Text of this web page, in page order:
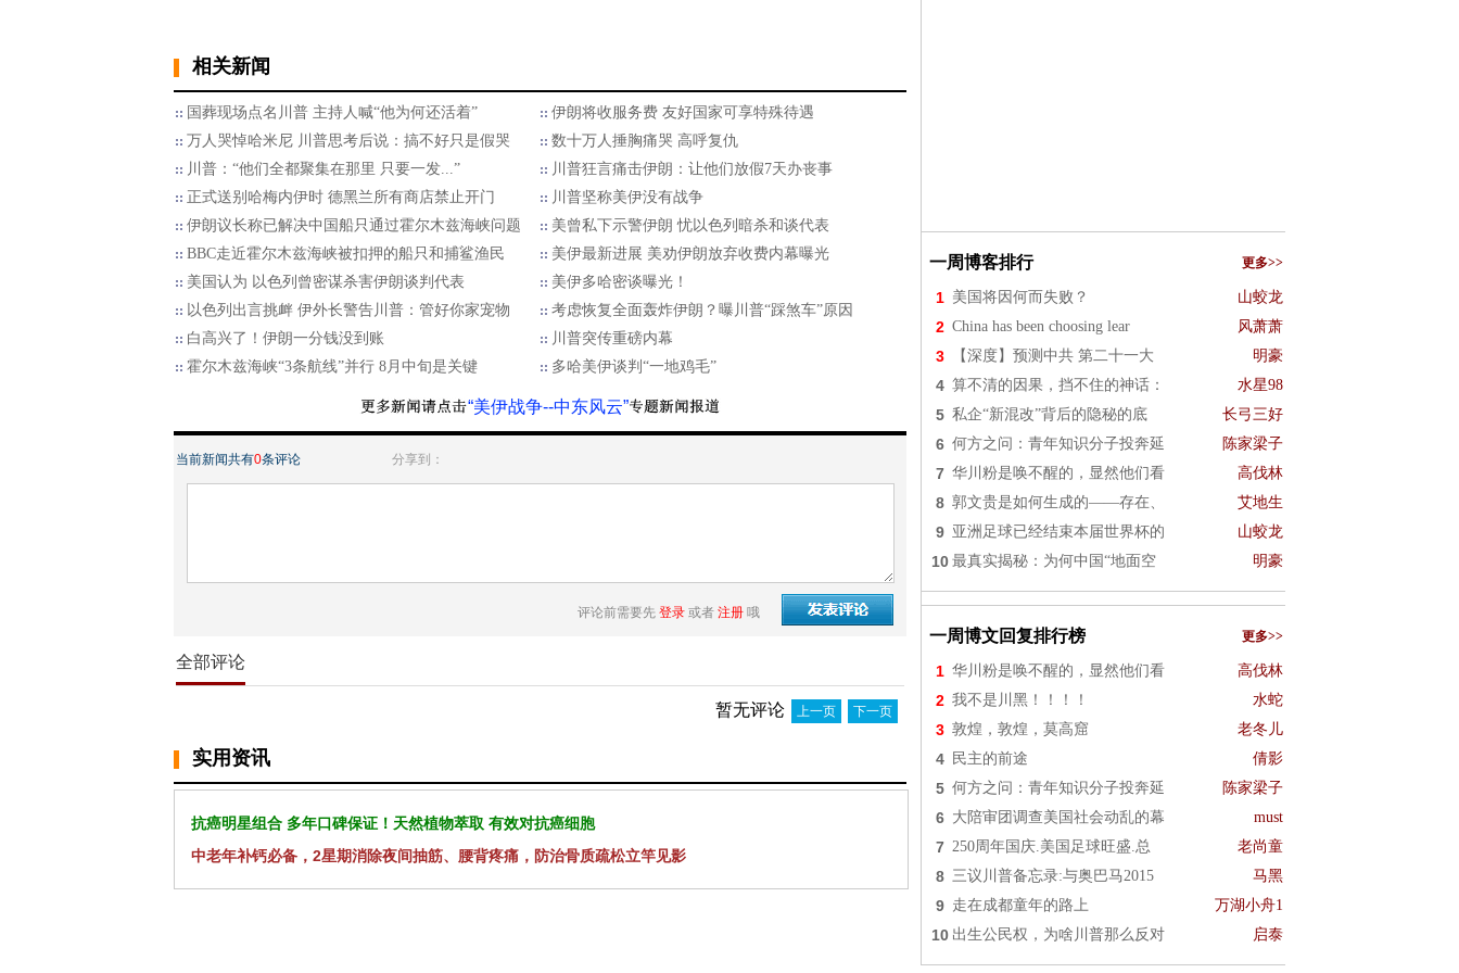
相关新闻
国葬现场点名川普 主持人喊“他为何还活着”
伊朗将收服务费 友好国家可享特殊待遇
万人哭悼哈米尼 川普思考后说：搞不好只是假哭
数十万人捶胸痛哭 高呼复仇
川普：“他们全都聚集在那里 只要一发...”
川普狂言痛击伊朗：让他们放假7天办丧事
正式送别哈梅内伊时 德黑兰所有商店禁止开门
川普坚称美伊没有战争
伊朗议长称已解决中国船只通过霍尔木兹海峡问题
美曾私下示警伊朗 忧以色列暗杀和谈代表
BBC走近霍尔木兹海峡被扣押的船只和捕鲨渔民
美伊最新进展 美劝伊朗放弃收费内幕曝光
美国认为 以色列曾密谋杀害伊朗谈判代表
美伊多哈密谈曝光！
以色列出言挑衅 伊外长警告川普：管好你家宠物
考虑恢复全面轰炸伊朗？曝川普“踩煞车”原因
白高兴了！伊朗一分钱没到账
川普突传重磅内幕
霍尔木兹海峡“3条航线”并行 8月中旬是关键
多哈美伊谈判“一地鸡毛”
“美伊战争--中东风云”
当前新闻共有0条评论 分享到：
评论前需要先 登录 或者 注册 哦
全部评论
暂无评论 上一页 下一页
实用资讯
抗癌明星组合 多年口碑保证！天然植物萃取 有效对抗癌细胞
中老年补钙必备，2星期消除夜间抽筋、腰背疼痛，防治骨质疏松立竿见影
一周博客排行 更多>>
1 美国将因何而失败？ 山蛟龙
2 China has been choosing lear 风萧萧
3 【深度】预测中共 第二十一大 明豪
4 算不清的因果，挡不住的神话： 水星98
5 私企“新混改”背后的隐秘的底 长弓三好
6 何方之问：青年知识分子投奔延 陈家梁子
7 华川粉是唤不醒的，显然他们看 高伐林
8 郭文贵是如何生成的——存在、 艾地生
9 亚洲足球已经结束本届世界杯的 山蛟龙
10 最真实揭秘：为何中国“地面空 明豪
一周博文回复排行榜 更多>>
1 华川粉是唤不醒的，显然他们看 高伐林
2 我不是川黑！！！！ 水蛇
3 敦煌，敦煌，莫高窟 老冬儿
4 民主的前途 倩影
5 何方之问：青年知识分子投奔延 陈家梁子
6 大陪审团调查美国社会动乱的幕 must
7 250周年国庆.美国足球旺盛.总 老尚童
8 三议川普备忘录:与奥巴马2015 马黑
9 走在成都童年的路上 万湖小舟1
10 出生公民权，为啥川普那么反对 启泰